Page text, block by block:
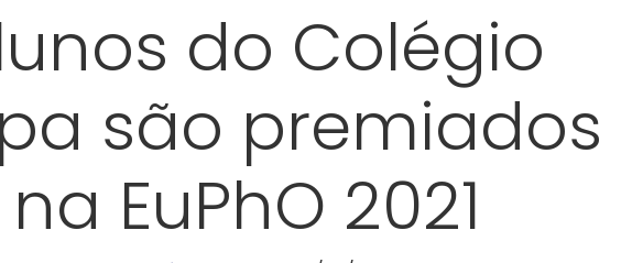
do Colégio
são premiados
na EuPhO 2021